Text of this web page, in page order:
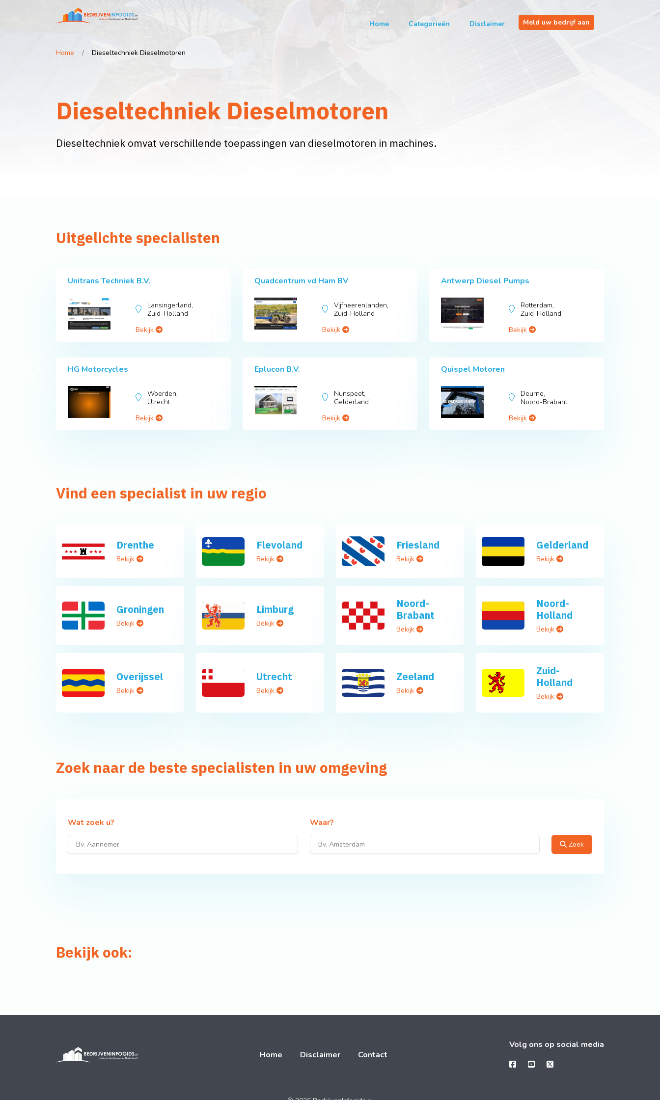
Home Categorieën Disclaimer Meld uw bedrijf aan
Home Dieseltechniek Dieselmotoren
Dieseltechniek Dieselmotoren
Dieseltechniek omvat verschillende toepassingen van dieselmotoren in machines.
Uitgelichte specialisten
Unitrans Techniek B.V.
Lansingerland,
Zuid-Holland
Bekijk
Quadcentrum vd Ham BV
Vijfheerenlanden,
Zuid-Holland
Bekijk
Antwerp Diesel Pumps
Rotterdam,
Zuid-Holland
Bekijk
HG Motorcycles
Woerden,
Utrecht
Bekijk
Eplucon B.V.
Nunspeet,
Gelderland
Bekijk
Quispel Motoren
Deurne,
Noord-Brabant
Bekijk
Vind een specialist in uw regio
Drenthe
Bekijk
Flevoland
Bekijk
Friesland
Bekijk
Gelderland
Bekijk
Groningen
Bekijk
Limburg
Bekijk
Noord-
Brabant
Bekijk
Noord-
Holland
Bekijk
Overijssel
Bekijk
Utrecht
Bekijk
Zeeland
Bekijk
Zuid-
Holland
Bekijk
Zoek naar de beste specialisten in uw omgeving
Wat zoek u? Waar?
Zoek
Bekijk ook:
Home Disclaimer Contact
Volg ons op social media